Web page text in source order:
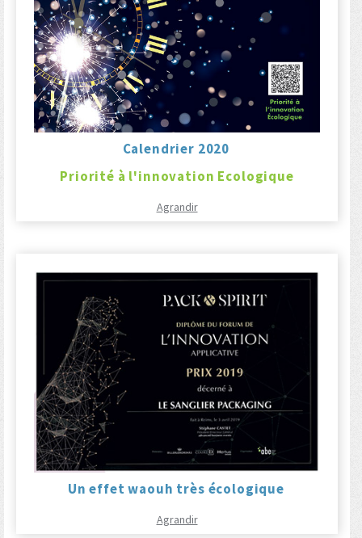
Calendrier 2020
Priorité à l'innovation Ecologique
Agrandir
Un effet waouh très écologique
Agrandir